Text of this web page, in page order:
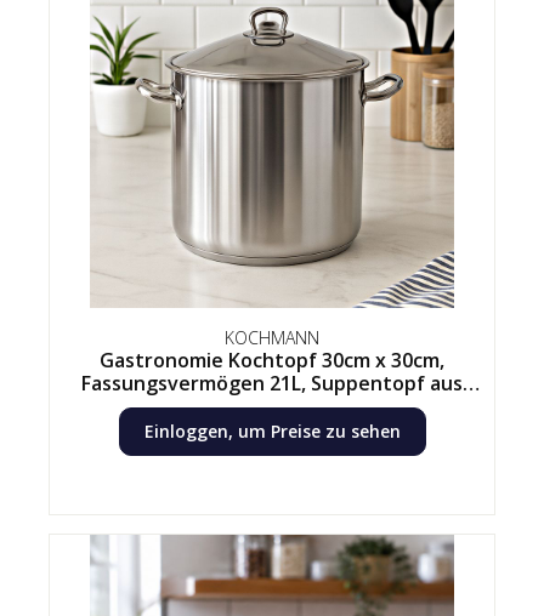
KOCHMANN
Gastronomie Kochtopf 30cm x 30cm,
Fassungsvermögen 21L, Suppentopf aus
Edelstahl mit Deckel
Einloggen, um Preise zu sehen